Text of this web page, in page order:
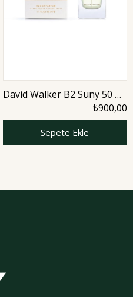
David Walker B2 Suny 50 ml
Kadın Parfüm | Aromatic
₺900,00
Sepete Ekle